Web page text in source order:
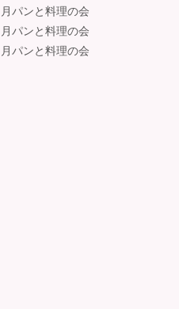
パンと料理の会
パンと料理の会
パンと料理の会